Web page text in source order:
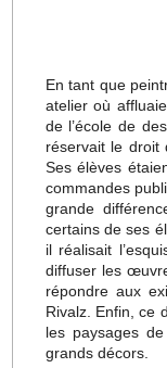
En tant que
atelier où
de l’école de
réservait le droit
Ses élèves
commandes
grande
certains de ses
il réalisait
diffuser les
répondre aux
Rivalz. Enfin, ce
les paysages
grands décors.